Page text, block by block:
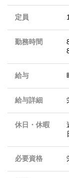
定員
勤務時間
給与
給与詳細
休日・休暇
必要資格